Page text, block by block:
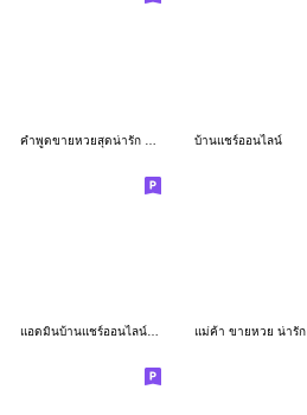
บ้านแชร์ออนไลน์
แอดมินบ้านแชร์ออนไลน์ต้องมี แม่ค้า ขายหวย น่ารัก